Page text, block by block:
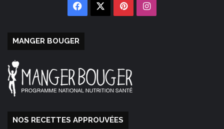
Facebook PinterestInstagram
MANGER BOUGER
NOS RECETTES APPROUVÉES